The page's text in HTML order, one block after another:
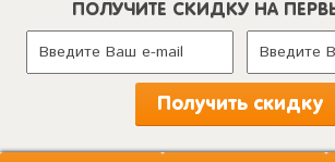
ПОЛУЧИТЕ СКИДКУ НА